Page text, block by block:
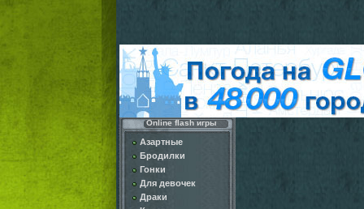
Online flash игры
Азартные
Бродилки
Гонки
Для девочек
Драки